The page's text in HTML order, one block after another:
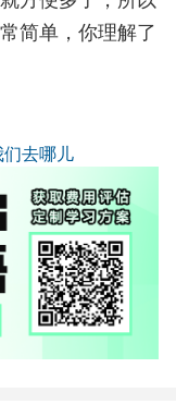
简单，你理解了
去哪儿